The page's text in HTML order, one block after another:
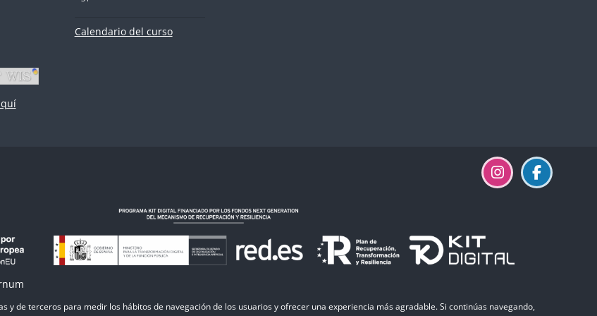
Calendario del curso
y de terceros para medir los hábitos de navegación de los usuarios y ofrecer una experiencia más agradable. Si continúas navegando,